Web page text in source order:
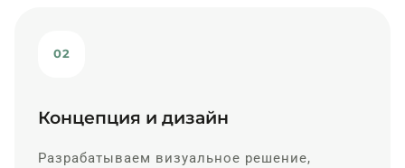
02
Концепция и дизайн
Разрабатываем визуальное решение,